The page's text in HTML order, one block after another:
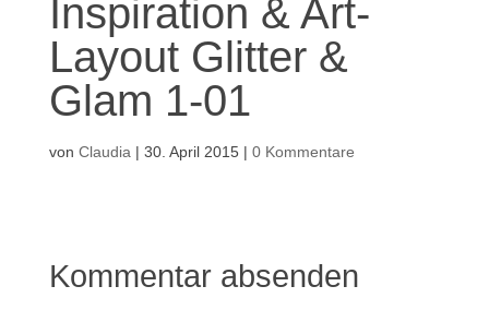
Inspiration & Art-
Layout Glitter &
Glam 1-01
von Claudia | 30. April 2015| 0 Kommentare
Kommentar absenden